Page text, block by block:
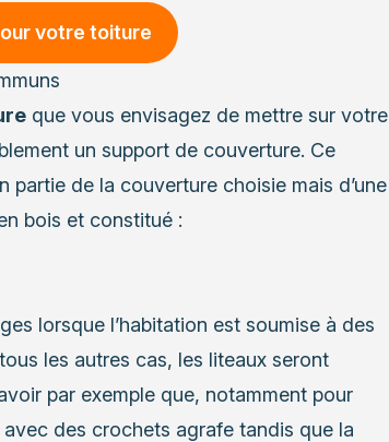
votre toiture
que vous envisagez de mettre sur votre
un support de couverture. Ce
de la couverture choisie mais d’une
bois et constitué :
lorsque l’habitation est soumise à des
les autres cas, les liteaux seront
par exemple que, notamment pour
des crochets agrafe tandis que la